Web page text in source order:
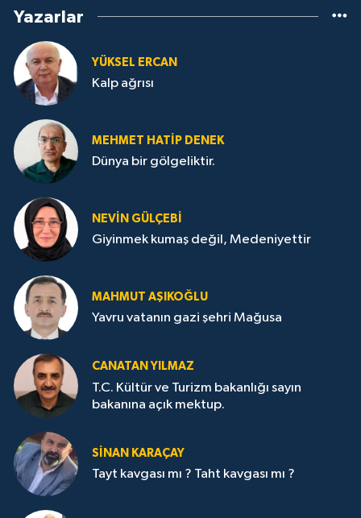
Yazarlar
YÜKSEL ERCAN
Kalp ağrısı
MEHMET HATİP DENEK
Dünya bir gölgeliktir.
NEVİN GÜLÇEBİ
Giyinmek kumaş değil, Medeniyettir
MAHMUT AŞIKOĞLU
Yavru vatanın gazi şehri Mağusa
CANATAN YILMAZ
T.C. Kültür ve Turizm bakanlığı sayın
bakanına açık mektup.
SİNAN KARAÇAY
Tayt kavgası mı ? Taht kavgası mı ?